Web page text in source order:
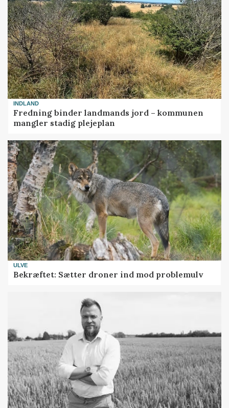
INDLAND
Fredning binder landmands jord – kommunen
mangler stadig plejeplan
ULVE
Bekræftet: Sætter droner ind mod problemulv